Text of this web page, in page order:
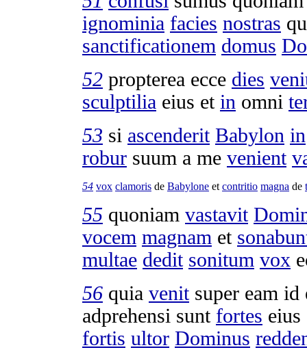
ignominia facies nostras
sanctificationem domus
52 propterea ecce dies
sculptilia eius et in omni
53 si ascenderit Babylon in
robur suum a me venient
54 vox clamoris de Babylone et contritio magna de
55 quoniam vastavit
vocem magnam et
multae dedit sonitum vox
56 quia venitsuper eam id
adprehensi sunt fortes
fortis ultor Dominus